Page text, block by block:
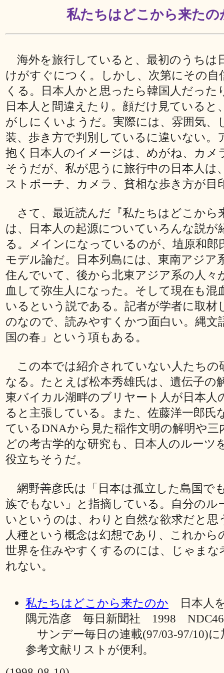
私たちはどこから来たの
海外を旅行していると、最初のうちは
けがすぐにつく。しかし、次第にその自
くる。日本人かと思ったら韓国人だった
日本人と間違えたり。顔だけ見ていると
がしにくいようだ。実際には、雰囲気、
装、歩き方で判別しているに違いない。
抱く日本人のイメージは、めがね、カメ
そうだが、私が思うに旅行中の日本人は
ストポーチ、カメラ、貧相な歩き方が目
さて、最近読んだ『私たちはどこから
は、日本人の起源についていろんな説が
る。メインになっているのが、埴原和郎
モデル論だ。日本列島には、東南アジア
住んでいて、後から北東アジア系の人々
血して弥生人になった。そして現在も混
いるという説である。記者が学者に取材
のなので、読みやすくかつ面白い。縄文
国の春」という項もある。
この本では紹介されていない人たちの
なる。たとえば松本秀雄氏は、遺伝子の
東バイカル湖畔のブリヤート人が日本人
ると主張している。また、佐藤洋一郎氏
ているDNAから見た稲作文明の解明や三
どの考古学的な研究も、日本人のルーツ
役立ちそうだ。
網野善彦氏は「日本は孤立した島国で
族でもない」と指摘している。自分のル
いというのは、わりと自然な欲求だと思
人種という概念は幻想であり、これから
世界を住みやすくするのには、じゃまな
れない。
私たちはどこから来たのか 日本人
隅元浩彦 毎日新聞社 1998
サンデー毎日の連載(97/03-97/10)に
参考文献リストが便利。